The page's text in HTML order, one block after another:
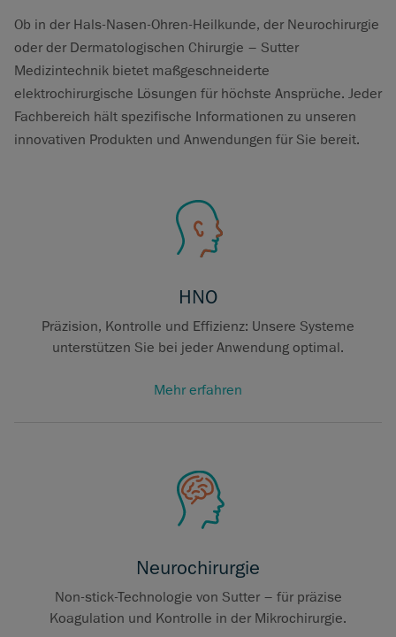
Ob in der Hals-Nasen-Ohren-Heilkunde, der Neurochirurgie
oder der Dermatologischen Chirurgie – Sutter
Medizintechnik bietet maßgeschneiderte
elektrochirurgische Lösungen für höchste Ansprüche. Jeder
Fachbereich hält spezifische Informationen zu unseren
innovativen Produkten und Anwendungen für Sie bereit.
HNO
Präzision, Kontrolle und Effizienz: Unsere Systeme
unterstützen Sie bei jeder Anwendung optimal.
Mehr erfahren
Neurochirurgie
Non-stick-Technologie von Sutter – für präzise
Koagulation und Kontrolle in der Mikrochirurgie.